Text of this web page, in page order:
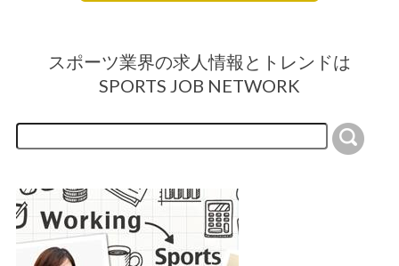
スポーツ業界の求人情報とトレンドは
SPORTS JOB NETWORK